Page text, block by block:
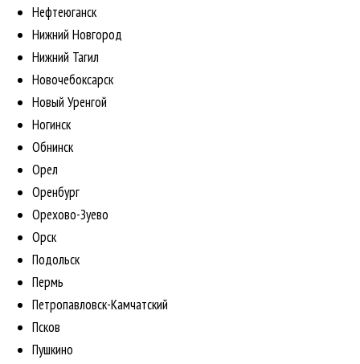
Нефтеюганск
Нижний Новгород
Нижний Тагил
Новочебоксарск
Новый Уренгой
Ногинск
Обнинск
Орел
Оренбург
Орехово-Зуево
Орск
Подольск
Пермь
Петропавловск-Камчатский
Псков
Пушкино